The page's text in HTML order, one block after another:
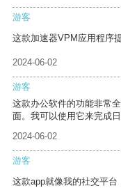
游客
这款加速器VPM应用程序
2024-06-02
游客
这款办公软件的功能非常
面。我可以使用它来完成
2024-06-02
游客
这款app就像我的社交平台